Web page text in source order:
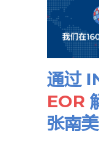
通过
EOR
张南